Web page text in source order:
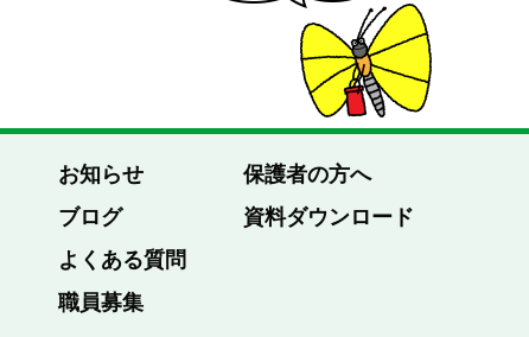
お知らせ
ブログ
よくある質問
職員募集
保護者の方へ
資料ダウンロード